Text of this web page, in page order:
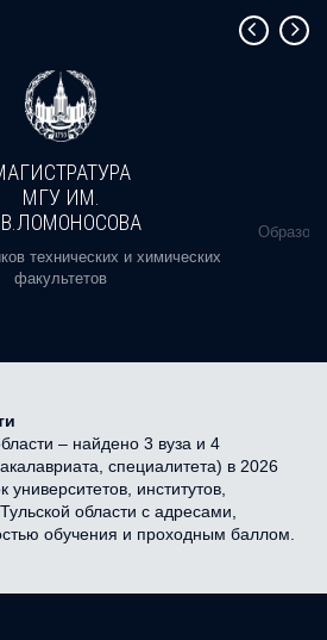
МГУ ИМ.
технических и химических
факультетов
– найдено 3 вуза и 4
специалитета) в 2026
институтов,
области с адресами,
обучения и проходным баллом.